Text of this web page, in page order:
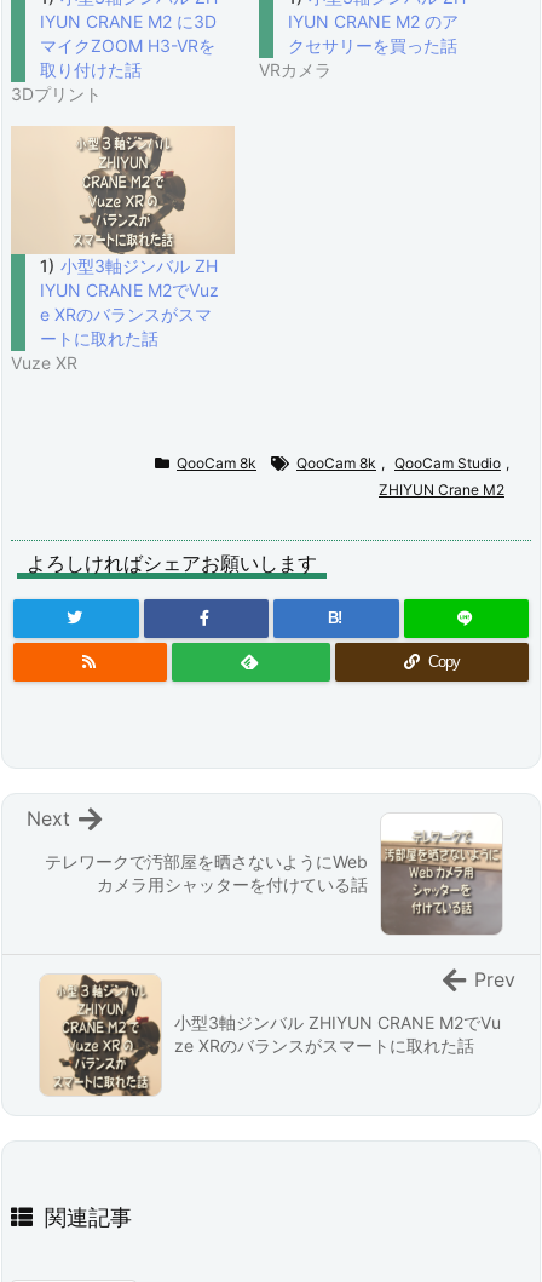
IYUN CRANE M2 に3D
マイクZOOM H3-VRを
取り付けた話
3Dプリント
IYUN CRANE M2 のア
クセサリーを買った話
VRカメラ
小型3軸ジンバル ZH
IYUN CRANE M2でVuz
e XRのバランスがスマ
ートに取れた話
Vuze XR
QooCam 8k QooCam 8k , QooCam Studio ,
ZHIYUN Crane M2
よろしければシェアお願いします
B!
Copy
テレワークで汚部屋を晒さないようにWeb
カメラ用シャッターを付けている話
Next
小型3軸ジンバル ZHIYUN CRANE M2でVu
ze XRのバランスがスマートに取れた話
Prev
関連記事